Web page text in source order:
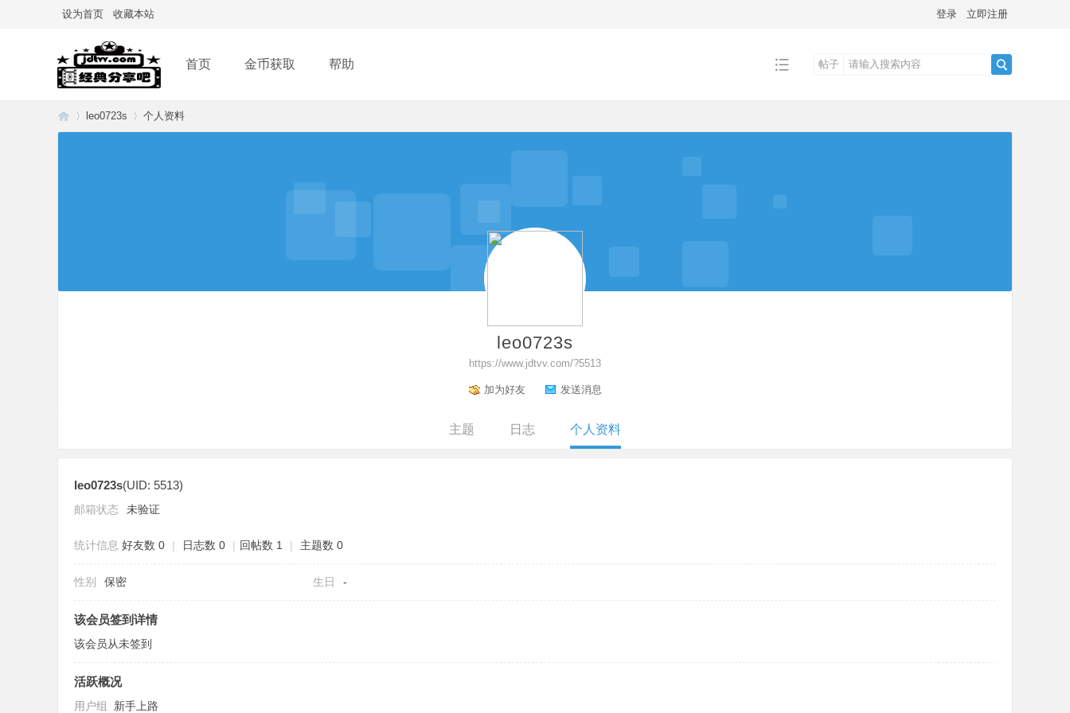
设为首页 收藏本站 登录 立即注册
首页 金币获取 帮助
帖子
leo0723s 个人资料
leo0723s
https://www.jdtvv.com/?5513
加为好友 发送消息
主题 日志 个人资料
leo0723s(UID: 5513)
邮箱状态 未验证
统计信息 好友数 0 | 日志数 0 | 回帖数 1 | 主题数 0
性别 保密 生日 -
该会员签到详情
该会员从未签到
活跃概况
用户组 新手上路